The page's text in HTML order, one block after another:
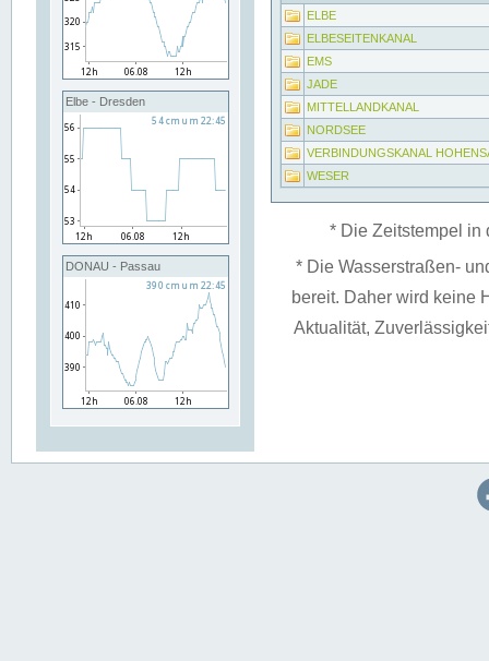
Elbe - Dresden
DONAU - Passau
ELBE
ELBESEITENKANAL
EMS
JADE
MITTELLANDKANAL
NORDSEE
VERBINDUNGSKANAL
WESER
* Die Zeitstempel in
* Die Wasserstraßen-
bereit. Daher wird keine
Aktualität,